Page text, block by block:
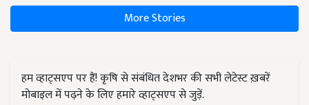
More Stories
हम व्हाट्सएप पर हैं! कृषि से संबंधित देशभर की सभी लेटेस्ट ख़बरें
मोबाइल में पढ़ने के लिए हमारे व्हाट्सएप से जुड़ें.